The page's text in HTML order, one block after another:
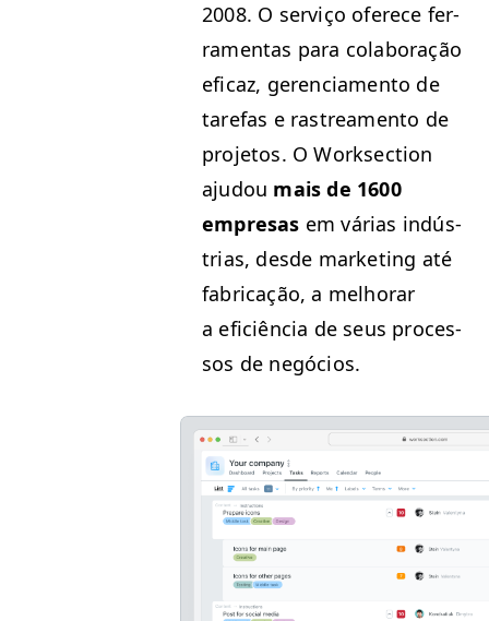
2008. O serviço ofer­ece fer­
ra­men­tas para colab­o­ração
efi­caz, geren­ci­a­men­to de
tare­fas e ras­trea­men­to de
pro­je­tos. O Work­sec­tion
aju­dou mais de 1600
empre­sas em várias indús­
trias, des­de mar­ket­ing até
fab­ri­cação, a mel­ho­rar
a efi­ciên­cia de seus proces­
sos de negócios.